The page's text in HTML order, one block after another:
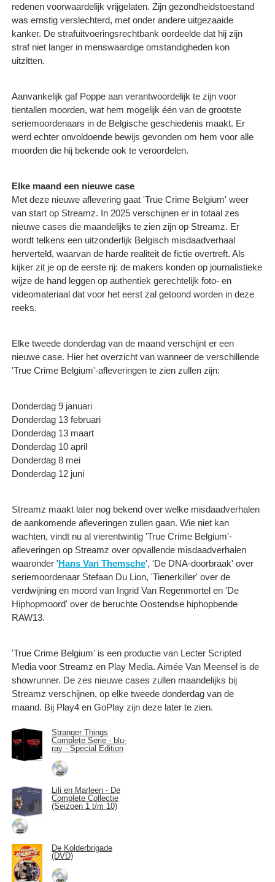
redenen voorwaardelijk vrijgelaten. Zijn gezondheidstoestand
was ernstig verslechterd, met onder andere uitgezaaide
kanker. De strafuitvoeringsrechtbank oordeelde dat hij zijn
straf niet langer in menswaardige omstandigheden kon
uitzitten.
Aanvankelijk gaf Poppe aan verantwoordelijk te zijn voor
tientallen moorden, wat hem mogelijk één van de grootste
seriemoordenaars in de Belgische geschiedenis maakt. Er
werd echter onvoldoende bewijs gevonden om hem voor alle
moorden die hij bekende ook te veroordelen.
Elke maand een nieuwe case
Met deze nieuwe aflevering gaat 'True Crime Belgium' weer
van start op Streamz. In 2025 verschijnen er in totaal zes
nieuwe cases die maandelijks te zien zijn op Streamz. Er
wordt telkens een uitzonderlijk Belgisch misdaadverhaal
herverteld, waarvan de harde realiteit de fictie overtreft. Als
kijker zit je op de eerste rij: de makers konden op journalistieke
wijze de hand leggen op authentiek gerechtelijk foto- en
videomateriaal dat voor het eerst zal getoond worden in deze
reeks.
Elke tweede donderdag van de maand verschijnt er een
nieuwe case. Hier het overzicht van wanneer de verschillende
'True Crime Belgium'-afleveringen te zien zullen zijn:
Donderdag 9 januari
Donderdag 13 februari
Donderdag 13 maart
Donderdag 10 april
Donderdag 8 mei
Donderdag 12 juni
Streamz maakt later nog bekend over welke misdaadverhalen
de aankomende afleveringen zullen gaan. Wie niet kan
wachten, vindt nu al vierentwintig 'True Crime Belgium'-
afleveringen op Streamz over opvallende misdaadverhalen
waaronder 'Hans Van Themsche', 'De DNA-doorbraak' over
seriemoordenaar Stefaan Du Lion, 'Tienerkiller' over de
verdwijning en moord van Ingrid Van Regenmortel en 'De
Hiphopmoord' over de beruchte Oostendse hiphopbende
RAW13.
'True Crime Belgium' is een productie van Lecter Scripted
Media voor Streamz en Play Media. Aimée Van Meensel is de
showrunner. De zes nieuwe cases zullen maandelijks bij
Streamz verschijnen, op elke tweede donderdag van de
maand. Bij Play4 en GoPlay zijn deze later te zien.
Stranger Things
Complete Serie - blu-
ray - Special Edition
Lili en Marleen - De
Complete Collectie
(Seizoen 1 t/m 10)
De Kolderbrigade
(DVD)